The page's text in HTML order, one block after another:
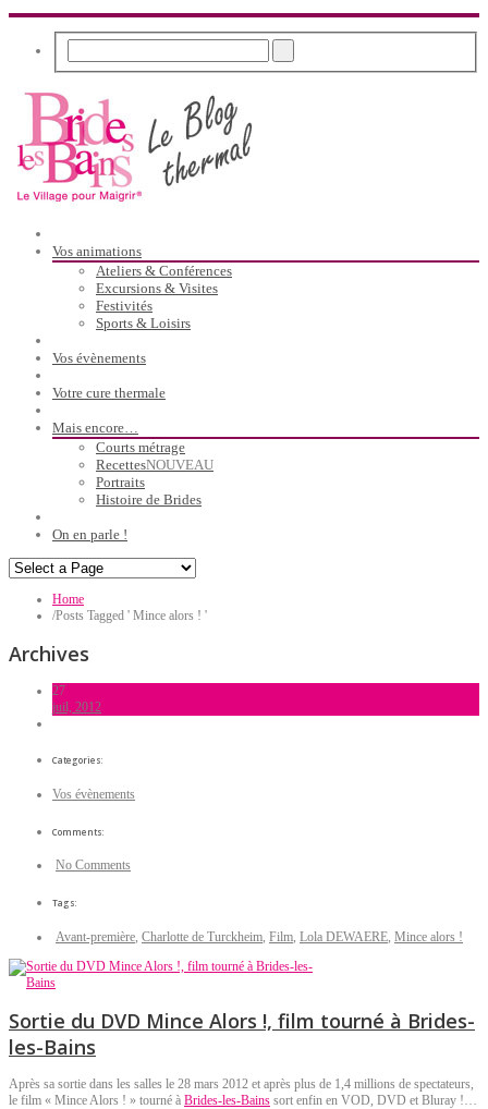
Vos animations
Ateliers & Conférences
Excursions & Visites
Festivités
Sports & Loisirs
Vos évènements
Votre cure thermale
Mais encore…
Courts métrage
RecettesNOUVEAU
Portraits
Histoire de Brides
On en parle !
Home
/Posts Tagged ' Mince alors ! '
Archives
27
juil, 2012
Categories:
Vos évènements
Comments:
No Comments
Tags:
Avant-première, Charlotte de Turckheim, Film, Lola DEWAERE, Mince alors !
Sortie du DVD Mince Alors !, film tourné à Brides-
les-Bains
Après sa sortie dans les salles le 28 mars 2012 et après plus de 1,4 millions de spectateurs,
le film « Mince Alors ! » tourné à Brides-les-Bains sort enfin en VOD, DVD et Bluray !…